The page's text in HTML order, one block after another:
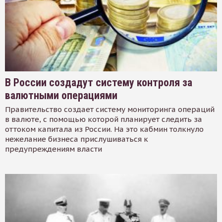
В России создадут систему контроля за
валютными операциями
Правительство создает систему мониторинга операций
в валюте, с помощью которой планирует следить за
оттоком капитала из России. На это кабмин толкнуло
нежелание бизнеса прислушиваться к
предупреждениям власти